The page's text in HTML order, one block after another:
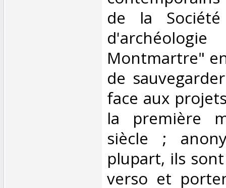
de la
Montmartre"
de
face aux
la première
siècle ;
plupart, ils
verso et